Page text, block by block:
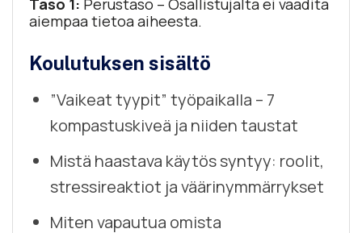
Taso 1: Perustaso – Osallistujalta ei vaadita
aiempaa tietoa aiheesta.
Koulutuksen sisältö
”Vaikeat tyypit” työpaikalla – 7
kompastuskiveä ja niiden taustat
Mistä haastava käytös syntyy: roolit,
stressireaktiot ja väärinymmärrykset
Miten vapautua omista